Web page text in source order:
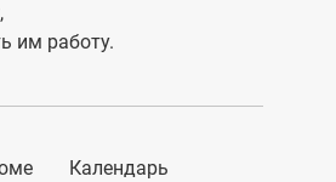
им работу.
Календарь